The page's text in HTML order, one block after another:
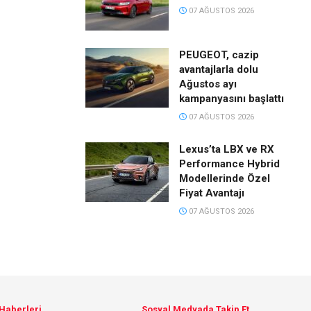
07 AĞUSTOS 2026
PEUGEOT, cazip
avantajlarla dolu
Ağustos ayı
kampanyasını başlattı
07 AĞUSTOS 2026
Lexus’ta LBX ve RX
Performance Hybrid
Modellerinde Özel
Fiyat Avantajı
07 AĞUSTOS 2026